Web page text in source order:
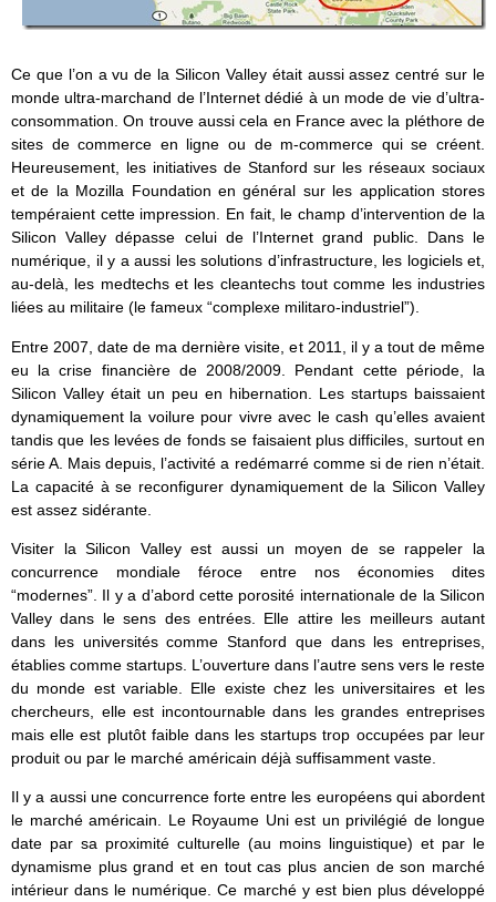
Ce que l’on a vu de la Silicon Valley était aussi assez centré sur le
monde ultra-marchand de l’Internet dédié à un mode de vie d’ultra-
consommation. On trouve aussi cela en France avec la pléthore de
sites de commerce en ligne ou de m-commerce qui se créent.
Heureusement, les initiatives de Stanford sur les réseaux sociaux
et de la Mozilla Foundation en général sur les application stores
tempéraient cette impression. En fait, le champ d’intervention de la
Silicon Valley dépasse celui de l’Internet grand public. Dans le
numérique, il y a aussi les solutions d’infrastructure, les logiciels et,
au-delà, les medtechs et les cleantechs tout comme les industries
liées au militaire (le fameux “complexe militaro-industriel”).
Entre 2007, date de ma dernière visite, et 2011, il y a tout de même
eu la crise financière de 2008/2009. Pendant cette période, la
Silicon Valley était un peu en hibernation. Les startups baissaient
dynamiquement la voilure pour vivre avec le cash qu’elles avaient
tandis que les levées de fonds se faisaient plus difficiles, surtout en
série A. Mais depuis, l’activité a redémarré comme si de rien n’était.
La capacité à se reconfigurer dynamiquement de la Silicon Valley
est assez sidérante.
Visiter la Silicon Valley est aussi un moyen de se rappeler la
concurrence mondiale féroce entre nos économies dites
“modernes”. Il y a d’abord cette porosité internationale de la Silicon
Valley dans le sens des entrées. Elle attire les meilleurs autant
dans les universités comme Stanford que dans les entreprises,
établies comme startups. L’ouverture dans l’autre sens vers le reste
du monde est variable. Elle existe chez les universitaires et les
chercheurs, elle est incontournable dans les grandes entreprises
mais elle est plutôt faible dans les startups trop occupées par leur
produit ou par le marché américain déjà suffisamment vaste.
Il y a aussi une concurrence forte entre les européens qui abordent
le marché américain. Le Royaume Uni est un privilégié de longue
date par sa proximité culturelle (au moins linguistique) et par le
dynamisme plus grand et en tout cas plus ancien de son marché
intérieur dans le numérique. Ce marché y est bien plus développé